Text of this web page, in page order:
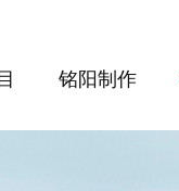
铭阳制作